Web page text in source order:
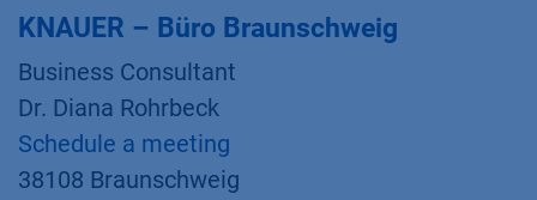
KNAUER – Büro Braunschweig
Business Consultant
Dr. Diana Rohrbeck
Schedule a meeting
38108 Braunschweig